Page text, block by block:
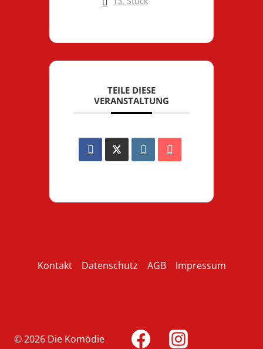
TEILE DIESE
VERANSTALTUNG
Kontakt Datenschutz AGB Impressum
© 2026 Die Komödie